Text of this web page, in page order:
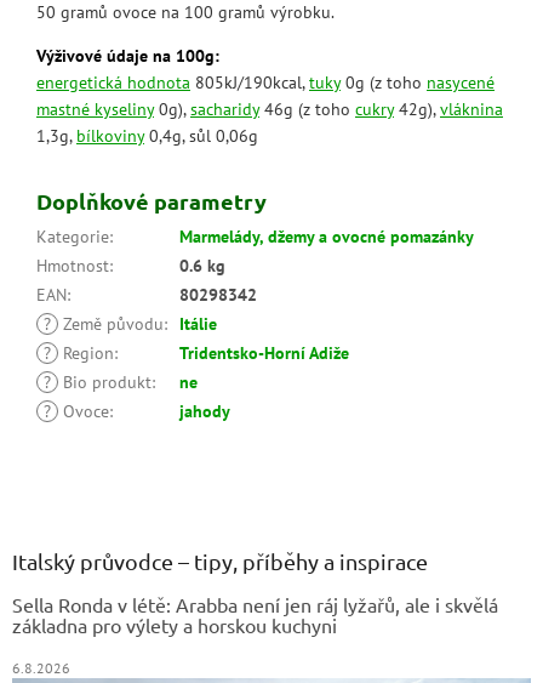
50 gramů ovoce na 100 gramů výrobku.
Výživové údaje na 100g:
energetická hodnota 805kJ/190kcal,tuky0g (z toho nasycené
mastné kyseliny0g),sacharidy46g (z toho cukry42g),vláknina
1,3g, bílkoviny0,4g, sůl 0,06g
Doplňkové parametry
Kategorie:
Marmelády, džemy a ovocné pomazánky
Hmotnost:
0.6 kg
EAN:
80298342
? Země původu:
Itálie
?
Region:
Tridentsko-Horní Adiže
?
Bio produkt:
ne
? Ovoce: jahody
Italský průvodce – tipy, příběhy a inspirace
Sella Ronda v létě: Arabba není jen ráj lyžařů, ale i skvělá
základna pro výlety a horskou kuchyni
6.8.2026